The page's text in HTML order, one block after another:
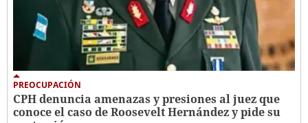
PREOCUPACIÓN
CPH denuncia amenazas y presiones al juez que
conoce el caso de Roosevelt Hernández y pide su